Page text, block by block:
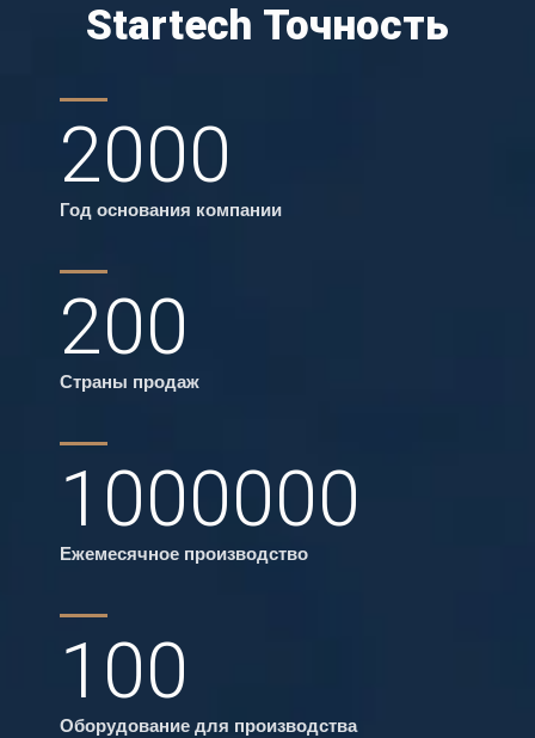
Startech Точность
2000
Год основания компании
200
Страны продаж
1000000
Ежемесячное производство
100
Оборудование для производства